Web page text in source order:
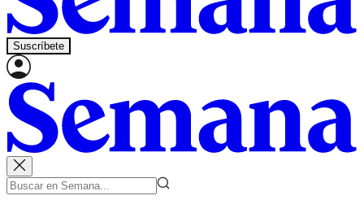
Suscríbete